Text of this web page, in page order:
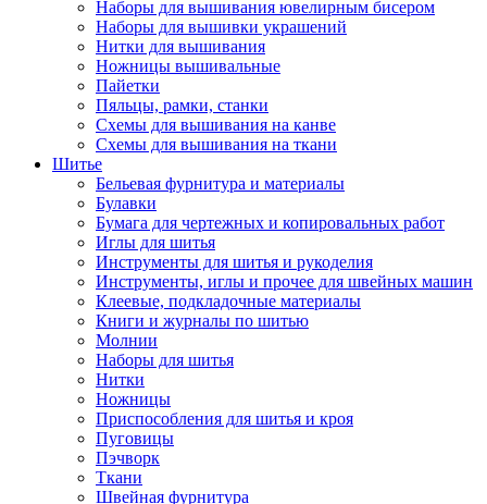
Наборы для вышивания ювелирным бисером
Наборы для вышивки украшений
Нитки для вышивания
Ножницы вышивальные
Пайетки
Пяльцы, рамки, станки
Схемы для вышивания на канве
Схемы для вышивания на ткани
Шитье
Бельевая фурнитура и материалы
Булавки
Бумага для чертежных и копировальных работ
Иглы для шитья
Инструменты для шитья и рукоделия
Инструменты, иглы и прочее для швейных машин
Клеевые, подкладочные материалы
Книги и журналы по шитью
Молнии
Наборы для шитья
Нитки
Ножницы
Приспособления для шитья и кроя
Пуговицы
Пэчворк
Ткани
Швейная фурнитура